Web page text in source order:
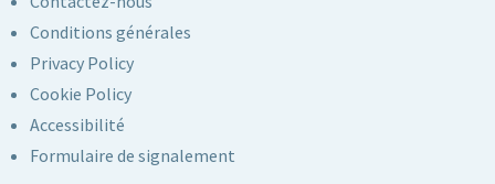
Conditions générales
Privacy Policy
Cookie Policy
Accessibilité
Formulaire de signalement